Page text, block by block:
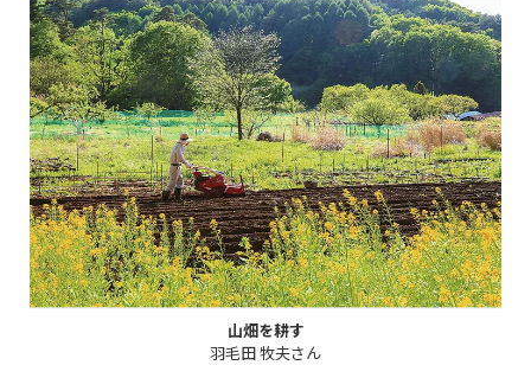
山畑を耕す
羽毛田 牧夫さん